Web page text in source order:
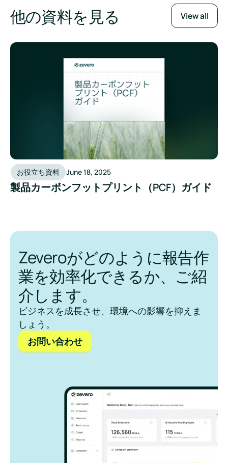
他の資料を見る View all
お役立ち資料 June 18, 2025
製品カーボンフットプリント（PCF）ガイド
製品カーボンフットプリント（PCF）ガイド
Zeveroがどのように報告作
業を効率化できるか、ご紹
介します。
ビジネスを成長させ、環境への影響を抑えま
しょう。
お問い合わせ